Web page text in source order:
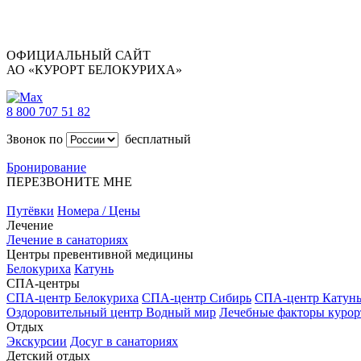
ОФИЦИАЛЬНЫЙ САЙТ
АО «КУРОРТ БЕЛОКУРИХА»
8 800 707 51 82
Звонок по
бесплатный
Бронирование
ПЕРЕЗВОНИТЕ МНЕ
Путёвки Номера / Цены
Лечение
Лечение в санаториях
Центры превентивной медицины
Белокуриха Катунь
СПА-центры
СПА-центр Белокуриха СПА-центр Сибирь СПА-центр Катунь
Оздоровительный центр Водный мир Лечебные факторы
Отдых
Экскурсии Досуг в санаториях
Детский отдых